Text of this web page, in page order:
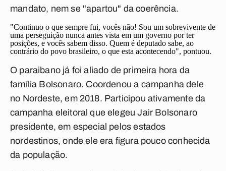
mandato, nem se "apartou" da coerência.
"Continuo o que sempre fui, vocês não! Sou um sobrevivente de
uma perseguição nunca antes vista em um governo por ter
posições, e vocês sabem disso. Quem é deputado sabe, ao
contrário do povo brasileiro, o que esta acontecendo", pontuou.
O paraibano já foi aliado de primeira hora da
família Bolsonaro. Coordenou a campanha dele
no Nordeste, em 2018. Participou ativamente da
campanha eleitoral que elegeu Jair Bolsonaro
presidente, em especial pelos estados
nordestinos, onde ele era figura pouco conhecida
da população.